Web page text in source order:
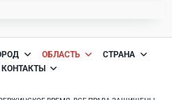
ОБЛАСТЬ
СТРАНА
КОНТАКТЫ